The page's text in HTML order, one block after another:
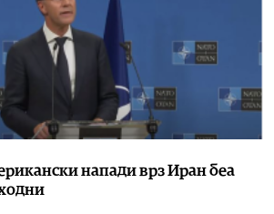
напади врз Иран беа